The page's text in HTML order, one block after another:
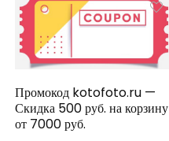
Промокод kotofoto.ru —
Скидка 500 руб. на корзину
от 7000 руб.